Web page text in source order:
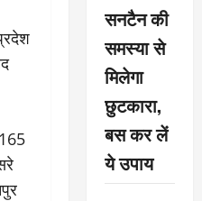
सनटैन की
समस्या से
मिलेगा
छुटकारा,
बस कर लें
ये उपाय